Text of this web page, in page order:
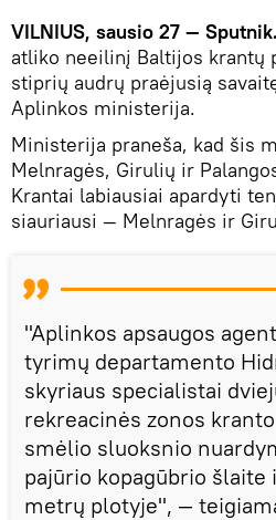
VILNIUS, sausio 27 — Sputnik.
atliko neeilinį Baltijos krantų
stiprių audrų praėjusią
Aplinkos ministerija.
Ministerija praneša, kad šis
Melnragės, Girulių ir
Krantai labiausiai apardyti
siauriausi — Melnragės ir
"Aplinkos apsaugos
tyrimų departamento
skyriaus specialistai
rekreacinės zonos
smėlio sluoksnio
pajūrio kopagūbrio šlaite
metrų plotyje", —